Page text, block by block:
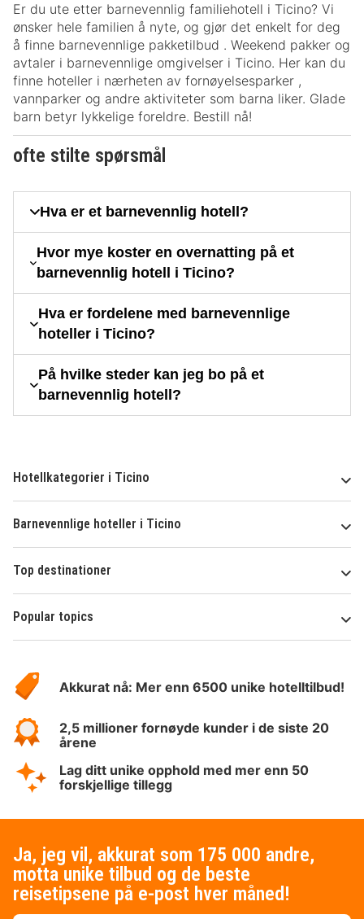
Er du ute etter barnevennlig familiehotell i Ticino? Vi
ønsker hele familien å nyte, og gjør det enkelt for deg
å finne barnevennlige pakketilbud . Weekend pakker og
avtaler i barnevennlige omgivelser i Ticino. Her kan du
finne hoteller i nærheten av fornøyelsesparker ,
vannparker og andre aktiviteter som barna liker. Glade
barn betyr lykkelige foreldre. Bestill nå!
ofte stilte spørsmål
Hva er et barnevennlig hotell?
Hvor mye koster en overnatting på et
barnevennlig hotell i Ticino?
Hva er fordelene med barnevennlige
hoteller i Ticino?
På hvilke steder kan jeg bo på et
barnevennlig hotell?
Hotellkategorier i Ticino
Barnevennlige hoteller i Ticino
Top destinationer
Popular topics
Hotelspecials
Akkurat nå: Mer enn 6500 unike hotelltilbud!
2,5 millioner fornøyde kunder i de siste 20
årene
Lag ditt unike opphold med mer enn 50
forskjellige tillegg
Ja, jeg vil, akkurat som 175 000 andre,
motta unike tilbud og de beste
reisetipsene på e-post hver måned!